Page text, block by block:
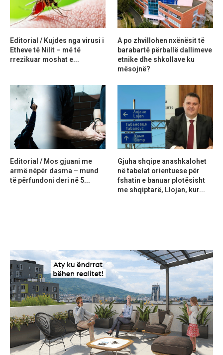
Editorial / Kujdes nga virusi i
Etheve të Nilit – më të
rrezikuar moshat e...
A po zhvillohen nxënësit të
barabartë përballë dallimeve
etnike dhe shkollave ku
mësojnë?
Editorial / Mos gjuani me
armë nëpër dasma – mund
të përfundoni deri në 5...
Gjuha shqipe anashkalohet
në tabelat orientuese për
fshatin e banuar plotësisht
me shqiptarë, Llojan, kur...